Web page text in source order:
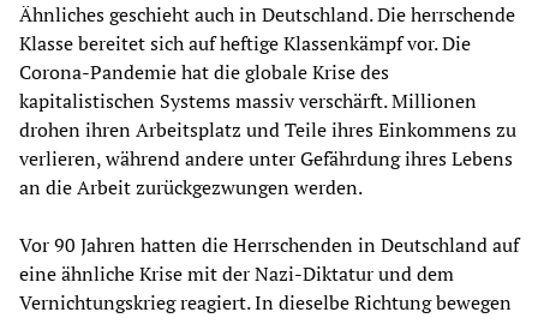
Ähnliches geschieht auch in Deutschland. Die herrschende
Klasse bereitet sich auf heftige Klassenkämpf vor. Die
Corona-Pandemie hat die globale Krise des
kapitalistischen Systems massiv verschärft. Millionen
drohen ihren Arbeitsplatz und Teile ihres Einkommens zu
verlieren, während andere unter Gefährdung ihres Lebens
an die Arbeit zurückgezwungen werden.
Vor 90 Jahren hatten die Herrschenden in Deutschland auf
eine ähnliche Krise mit der Nazi-Diktatur und dem
Vernichtungskrieg reagiert. In dieselbe Richtung bewegen